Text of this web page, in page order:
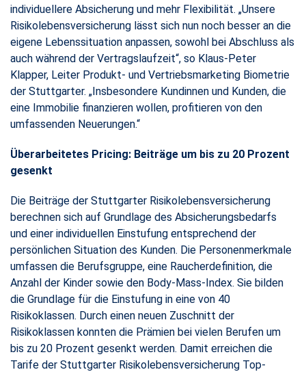
individuellere Absicherung und mehr Flexibilität. „Unsere
Risikolebensversicherung lässt sich nun noch besser an die
eigene Lebenssituation anpassen, sowohl bei Abschluss als
auch während der Vertragslaufzeit“, so Klaus-Peter
Klapper, Leiter Produkt- und Vertriebsmarketing Biometrie
der Stuttgarter. „Insbesondere Kundinnen und Kunden, die
eine Immobilie finanzieren wollen, profitieren von den
umfassenden Neuerungen.“
Überarbeitetes Pricing: Beiträge um bis zu 20 Prozent
gesenkt
Die Beiträge der Stuttgarter Risikolebensversicherung
berechnen sich auf Grundlage des Absicherungsbedarfs
und einer individuellen Einstufung entsprechend der
persönlichen Situation des Kunden. Die Personenmerkmale
umfassen die Berufsgruppe, eine Raucherdefinition, die
Anzahl der Kinder sowie den Body-Mass-Index. Sie bilden
die Grundlage für die Einstufung in eine von 40
Risikoklassen. Durch einen neuen Zuschnitt der
Risikoklassen konnten die Prämien bei vielen Berufen um
bis zu 20 Prozent gesenkt werden. Damit erreichen die
Tarife der Stuttgarter Risikolebensversicherung Top-